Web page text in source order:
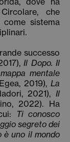
che
come sistema
successo
Il Dopo. Il
mentale
2019), La
2021), Il
2022). Ha
Ti conosco
segreto dei
è uno il mondo